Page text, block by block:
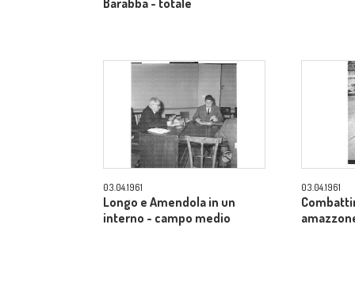
Barabba - totale
03.04.1961
Longo e Amendola in un
interno - campo medio
03.04.1961